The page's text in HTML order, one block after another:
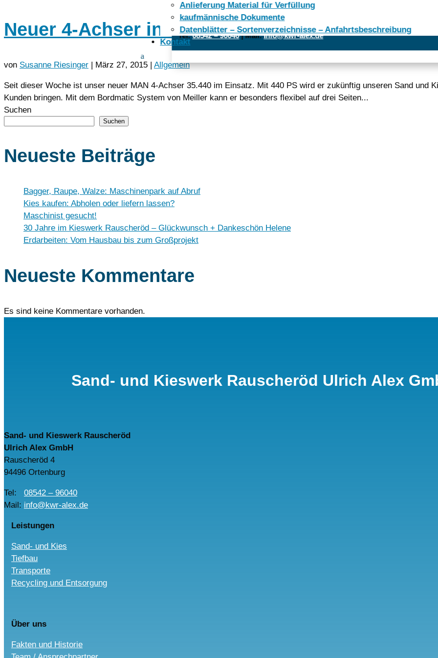
Öffnungszeiten: Mo. – Do. 7:00 bis 17:00 Uhr | Fr. 7:00 bis 15.00 Uhr | Sa.
Tel:08542 – 96040| Mail:info@kwr-alex.de
Anlieferung Material für Verfüllung
kaufmännische Dokumente
Datenblätter – Sortenverzeichnisse – Anfahrtsbeschreibung
Kontakt
Neuer 4-Achser in Rauscheröd
von Susanne Riesinger | März 27, 2015 | Allgemein
Seit dieser Woche ist unser neuer MAN 4-Achser 35.440 im Einsatz. Mit 440 PS wird er zukünftig unseren Sand und
Kunden bringen. Mit dem Bordmatic System von Meiller kann er besonders flexibel auf drei Seiten...
Suchen
Suchen
Neueste Beiträge
Bagger, Raupe, Walze: Maschinenpark auf Abruf
Kies kaufen: Abholen oder liefern lassen?
Maschinist gesucht!
30 Jahre im Kieswerk Rauscheröd – Glückwunsch + Dankeschön Helene
Erdarbeiten: Vom Hausbau bis zum Großprojekt
Neueste Kommentare
Es sind keine Kommentare vorhanden.
Sand- und Kieswerk Rauscheröd Ulrich Alex
Sand- und Kieswerk Rauscheröd
Ulrich Alex GmbH
Rauscheröd 4
94496 Ortenburg
Tel: 08542 – 96040
Mail: info@kwr-alex.de
Leistungen
Sand- und Kies
Tiefbau
Transporte
Recycling und Entsorgung
Über uns
Fakten und Historie